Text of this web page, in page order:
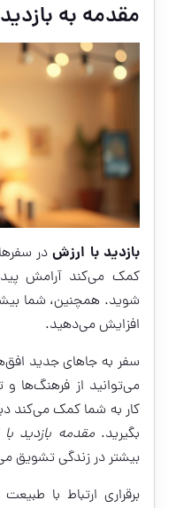
مقدمه به
بازدید با ارزشدر
کمک می‌کند آرامش پیدا
شوید. همچنین، شما
افزایش می‌دهید.
سفر به جاهای جدید
می‌توانید از فرهنگ‌ها و
کار به شما کمک می‌کند
بگیرید.مقدمه بازدید
بیشتر در زندگی تشویق
برقراری ارتباط با